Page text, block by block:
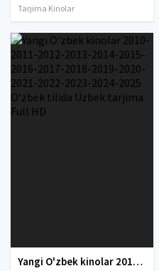
Tarjima Kinolar
Yangi O'zbek kinolar 2010-2011-2012-2013-2014-2015-2016-2017-2018-2019-2020-2021-2022-2023-2024-2025 O'zbek tilida Uzbek tarjima Full HD